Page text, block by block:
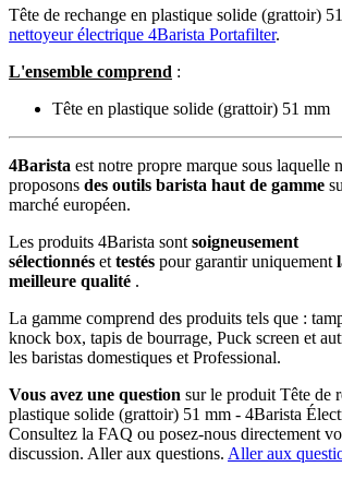
Tête de rechange en plastique solide (grattoir)
nettoyeur électrique 4Barista Portafilter.
L'ensemble comprend :
Tête en plastique solide (grattoir) 51 mm
4Barista est notre propre marque sous laquelle
proposons des outils barista haut de gamme
marché européen.
Les produits 4Barista sont soigneusement
sélectionnés et testés pour garantir uniquement
meilleure qualité .
La gamme comprend des produits tels que :
knock box, tapis de bourrage, Puck screen et
les baristas domestiques et Professional.
Vous avez une question sur le produit Tête de
plastique solide (grattoir) 51 mm - 4Barista
Consultez la FAQ ou posez-nous directement
discussion. Aller aux questions. Aller aux